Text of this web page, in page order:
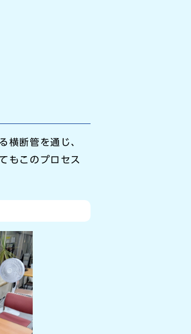
横断管を通じ、
もこのプロセス